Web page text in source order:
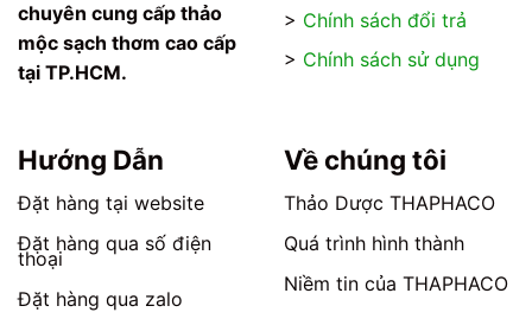
chuyên cung cấp thảo
mộc sạch thơm cao cấp
tại TP.HCM.
> Chính sách đổi trả
> Chính sách sử dụng
Hướng Dẫn
Đặt hàng tại website
Đặt hàng qua số điện
thoại
Đặt hàng qua zalo
Về chúng tôi
Thảo Dược THAPHACO
Quá trình hình thành
Niềm tin của THAPHACO